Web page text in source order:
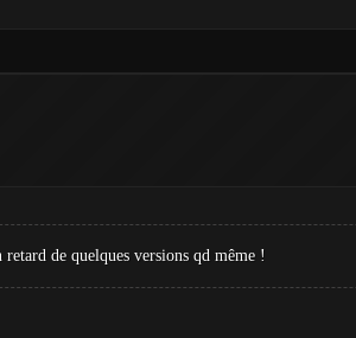
de quelques versions qd même !